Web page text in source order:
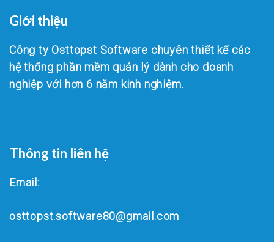
Giới thiệu
Công ty Osttopst Software chuyên thiết kế các
hệ thống phần mềm quản lý dành cho doanh
nghiệp với hơn 6 năm kinh nghiệm.
Thông tin liên hệ
Email:
osttopst.software80@gmail.com